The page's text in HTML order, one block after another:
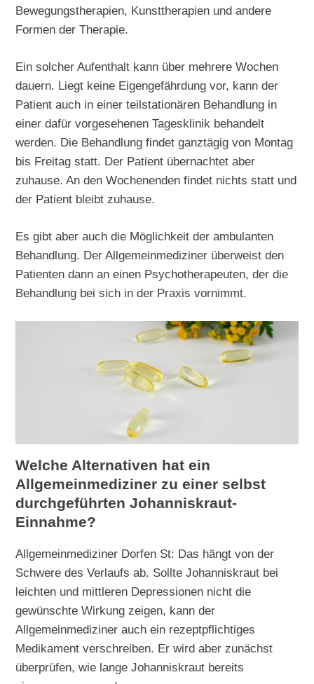
Bewegungstherapien, Kunsttherapien und andere
Formen der Therapie.
Ein solcher Aufenthalt kann über mehrere Wochen
dauern. Liegt keine Eigengefährdung vor, kann der
Patient auch in einer teilstationären Behandlung in
einer dafür vorgesehenen Tagesklinik behandelt
werden. Die Behandlung findet ganztägig von Montag
bis Freitag statt. Der Patient übernachtet aber
zuhause. An den Wochenenden findet nichts statt und
der Patient bleibt zuhause.
Es gibt aber auch die Möglichkeit der ambulanten
Behandlung. Der Allgemeinmediziner überweist den
Patienten dann an einen Psychotherapeuten, der die
Behandlung bei sich in der Praxis vornimmt.
Welche Alternativen hat ein
Allgemeinmediziner zu einer selbst
durchgeführten Johanniskraut-
Einnahme?
Allgemeinmediziner Dorfen St: Das hängt von der
Schwere des Verlaufs ab. Sollte Johanniskraut bei
leichten und mittleren Depressionen nicht die
gewünschte Wirkung zeigen, kann der
Allgemeinmediziner auch ein rezeptpflichtiges
Medikament verschreiben. Er wird aber zunächst
überprüfen, wie lange Johanniskraut bereits